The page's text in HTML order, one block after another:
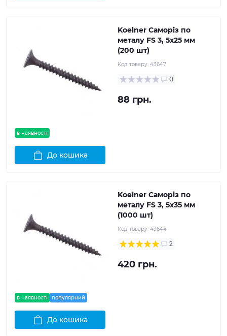
в наявності
Koelner Саморіз по
металу FS 3, 5x25 мм
(200 шт)
Код товару: 43647
0
88 грн.
До кошика
в наявності популярний
Koelner Саморіз по
металу FS 3, 5x35 мм
(1000 шт)
Код товару: 43644
2
420 грн.
До кошика